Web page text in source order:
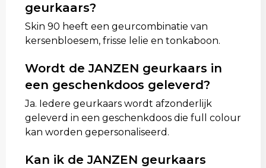
geurkaars?
Skin 90 heeft een geurcombinatie van
kersenbloesem, frisse lelie en tonkaboon.
Wordt de JANZEN geurkaars in
een geschenkdoos geleverd?
Ja. Iedere geurkaars wordt afzonderlijk
geleverd in een geschenkdoos die full colour
kan worden gepersonaliseerd.
Kan ik de JANZEN geurkaars